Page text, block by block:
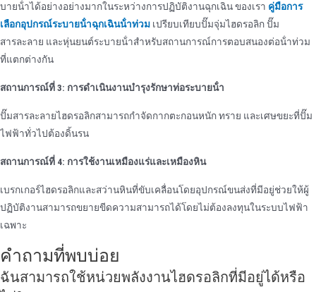
บายน้ําได้อย่างอย่างมากในระหว่างการปฏิบัติงานฉุกเฉิน ของเรา คู่มือการ
เลือกอุปกรณ์ระบายน้ําฉุกเฉินน้ําท่วม เปรียบเทียบปั๊มจุ่มไฮดรอลิก ปั๊ม
สารละลาย และหุ่นยนต์ระบายน้ําสําหรับสถานการณ์การตอบสนองต่อน้ําท่วม
ที่แตกต่างกัน
สถานการณ์ที่ 3: การดําเนินงานบํารุงรักษาท่อระบายน้ํา
ปั๊มสารละลายไฮดรอลิกสามารถกําจัดกากตะกอนหนัก ทราย และเศษขยะที่ปั๊ม
ไฟฟ้าทั่วไปต้องดิ้นรน
สถานการณ์ที่ 4: การใช้งานเหมืองแร่และเหมืองหิน
เบรกเกอร์ไฮดรอลิกและสว่านหินที่ขับเคลื่อนโดยอุปกรณ์ขนส่งที่มีอยู่ช่วยให้ผู้
ปฏิบัติงานสามารถขยายขีดความสามารถได้โดยไม่ต้องลงทุนในระบบไฟฟ้า
เฉพาะ
คําถามที่พบบ่อย
ฉันสามารถใช้หน่วยพลังงานไฮดรอลิกที่มีอยู่ได้หรือ